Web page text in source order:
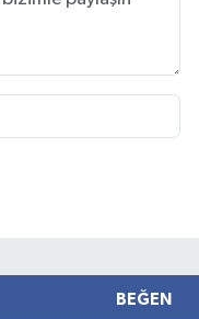
BEĞEN